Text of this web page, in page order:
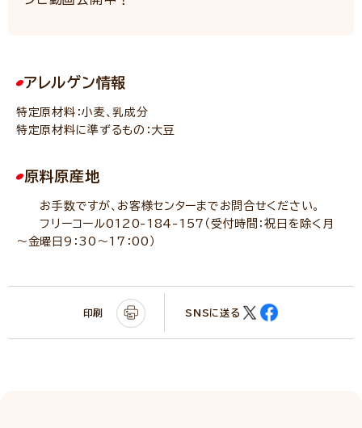
アレルゲン情報
特定原材料：小麦、乳成分
特定原材料に準ずるもの：大豆
原料原産地
お手数ですが、お客様センターまでお問合せください。
フリーコール0120-184-157（受付時間：祝日を除く月
～金曜日9：30～17：00）
印刷 SNSに送る